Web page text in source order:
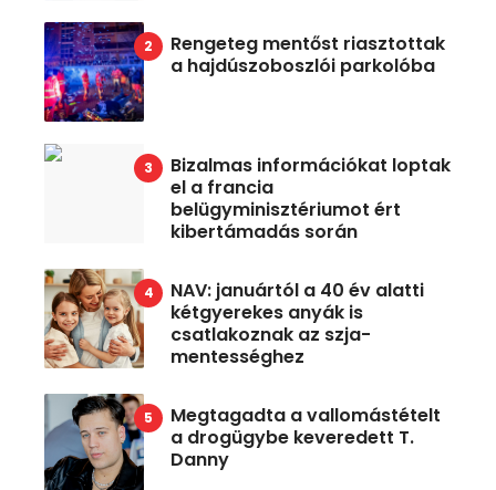
Rengeteg mentőst riasztottak
a hajdúszoboszlói parkolóba
Bizalmas információkat loptak
el a francia
belügyminisztériumot ért
kibertámadás során
NAV: januártól a 40 év alatti
kétgyerekes anyák is
csatlakoznak az szja-
mentességhez
Megtagadta a vallomástételt
a drogügybe keveredett T.
Danny